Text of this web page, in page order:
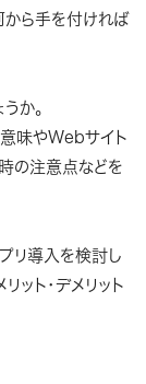
から手を付ければ
か。
味やWebサイト
時の注意点などを
リ導入を検討し
ット・デメリット